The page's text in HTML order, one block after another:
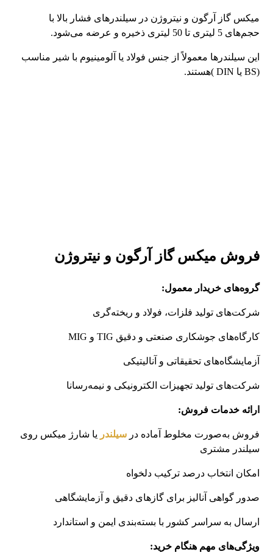
میکس گاز آرگون و نیتروژن در سیلندرهای فشار بالا با
حجم‌های 5 لیتری تا 50 لیتری ذخیره و عرضه می‌شود.
این سیلندرها معمولاً از جنس فولاد یا آلومینیوم با شیر مناسب
(BS یا DIN )هستند.
فروش میکس گاز آرگون و نیتروژن
گروه‌های خریدار معمول:
شرکت‌های تولید فلزات، فولاد و ریخته‌گری
کارگاه‌های جوشکاری صنعتی و دقیق TIG و MIG
آزمایشگاه‌های تحقیقاتی و آنالیتیکی
شرکت‌های تولید تجهیزات الکترونیکی و نیمه‌رسانا
ارائه خدمات فروش:
فروش به‌صورت مخلوط آماده درسیلندر یا شارژ میکس روی
سیلندر مشتری
امکان انتخاب درصد ترکیب دلخواه
صدور گواهی آنالیز برای گازهای دقیق و آزمایشگاهی
ارسال به سراسر کشور با بسته‌بندی ایمن و استاندارد
ویژگی‌های مهم هنگام خرید: